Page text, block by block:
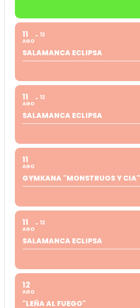
11
AGO
12
SALAMANCA ECLIPSA
11
AGO
12
SALAMANCA ECLIPSA
11
AGO
GYMKANA "MONSTRUOS Y CIA"
11
AGO
12
SALAMANCA ECLIPSA
12
AGO
"LEÑA AL FUEGO"